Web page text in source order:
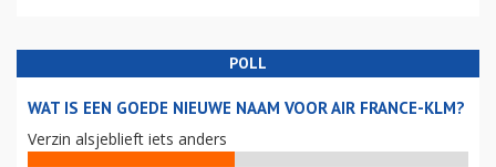
POLL
WAT IS EEN GOEDE NIEUWE NAAM VOOR AIR FRANCE-KLM?
Verzin alsjeblieft iets anders